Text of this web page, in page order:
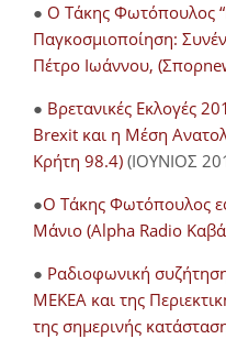
● Ο Τάκης Φωτόπουλος
Παγκοσμιοποίηση:
Πέτρο Ιωάννου,
● Βρετανικές Εκλογές
Brexit και η Μέση
Κρήτη 98.4) (ΙΟΥΝΙΟΣ
●O Τάκης Φωτόπουλος
Μάνιο (Alpha Radio
● Ραδιοφωνική
ΜΕΚΕΑ και της
της σημερινής